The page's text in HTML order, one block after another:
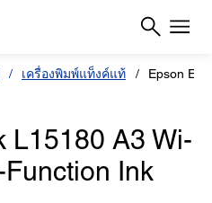
เครื่องพิมพ์แท็งค์แท้ Epson
L15180 A3 Wi-
Ink